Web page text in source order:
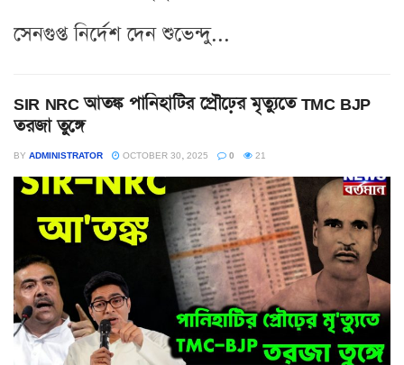
সেনগুপ্ত নির্দেশ দেন শুভেন্দু...
SIR NRC আতঙ্ক পানিহাটির প্রৌঢ়ের মৃত্যুতে TMC BJP
তরজা তুঙ্গে
BY ADMINISTRATOR OCTOBER 30, 2025 0 21